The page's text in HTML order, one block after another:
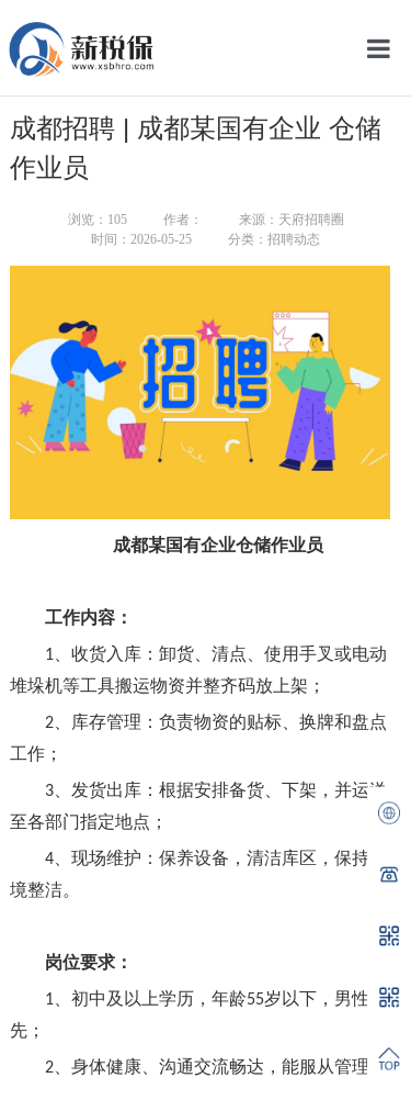
网
成都招聘 | 成都某国有企业 仓储
作业员
浏览： 105 作者：
来源：天府招聘圈
时间：2026-05-25
分类：招聘动态
成都某国有企业仓储作业员
工作内容：
1 、收货入库：卸货、清点、使用手叉或电动
堆垛机等工具搬运物资并整齐码放上架；
2 、库存管理：负责物资的贴标、换牌和盘点
工作；
3 、发货出库：根据安排备货、下架，并运送
至各部门指定地点；
4 、现场维护：保养设备，清洁库区，保持环
境整洁。
岗位要求：
1 、初中及以上学历，年龄55岁以下，男性优
先；
2 、身体健康、沟通交流畅达，能服从管理。